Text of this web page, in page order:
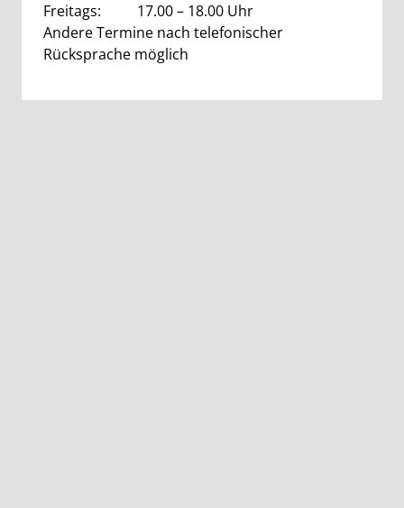
Freitags: 17.00 – 18.00 Uhr
Andere Termine nach telefonischer
Rücksprache möglich